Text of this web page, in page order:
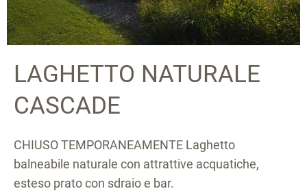
LAGHETTO NATURALE
CASCADE
CHIUSO TEMPORANEAMENTE Laghetto
balneabile naturale con attrattive acquatiche,
esteso prato con sdraio e bar.